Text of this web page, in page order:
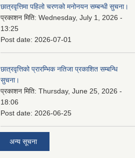
छात्रवृत्तिमा पहिलो चरणको मनोनयन सम्बन्धी सुचना।
प्रकाशन मिति: Wednesday, July 1, 2026 -
13:25
Post date: 2026-07-01
छात्रवृत्तिको प्रारम्भिक नतिजा प्रकाशित सम्बन्धि
सुचना।
प्रकाशन मिति: Thursday, June 25, 2026 -
18:06
Post date: 2026-06-25
अन्य सूचना